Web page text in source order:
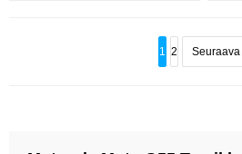
1 2 Seuraava